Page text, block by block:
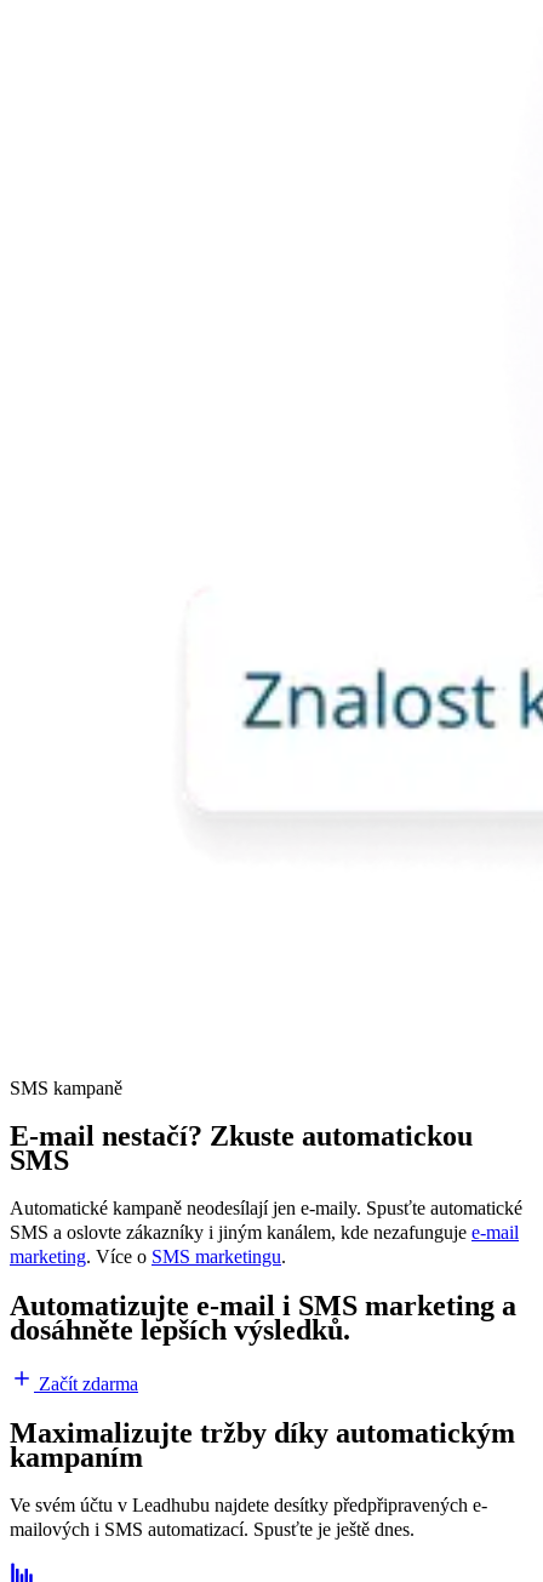
SMS kampaně
E‑mail nestačí? Zkuste automatickou
SMS
Automatické kampaně neodesílají jen e‑maily. Spusťte automatické
SMS a oslovte zákazníky i jiným kanálem, kde nezafunguje e‑mail
marketing. Více o SMS marketingu.
Automatizujte e-mail i SMS marketing a
dosáhněte lepších výsledků.
Začít zdarma
Maximalizujte tržby díky automatickým
kampaním
Ve svém účtu v Leadhubu najdete desítky předpřipravených e-
mailových i SMS automatizací. Spusťte je ještě dnes.